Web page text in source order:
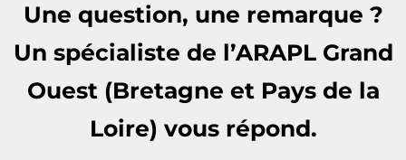
Une question, une remarque ?
Un spécialiste de l’ARAPL Grand
Ouest (Bretagne et Pays de la
Loire) vous répond.